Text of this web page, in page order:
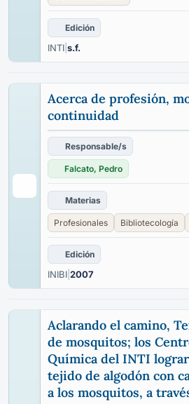
Edición
INTI s.f.
Acerca de profesión,
continuidad
Responsable/s
Falcato, Pedro
Materias
Profesionales Bibliotecología
Edición
INIBI 2007
Aclarando el camino,
de mosquitos; los
Química del INTI
tejido de algodón con
a los mosquitos, a